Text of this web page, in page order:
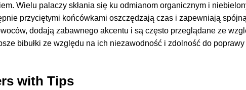
Wielu palaczy skłania się ku odmianom organicznym i
przyciętymi końcówkami oszczędzają czas i zapewniają
dodają zabawnego akcentu i są często przeglądane ze
bibułki ze względu na ich niezawodność i zdolność do
with Tips